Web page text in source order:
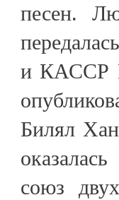
песен.
и КАССР
Билял
союз